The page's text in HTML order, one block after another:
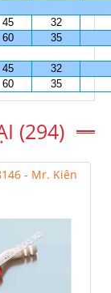
45
32
60
35
45
32
60 35
(294)
- Mr. Kiên